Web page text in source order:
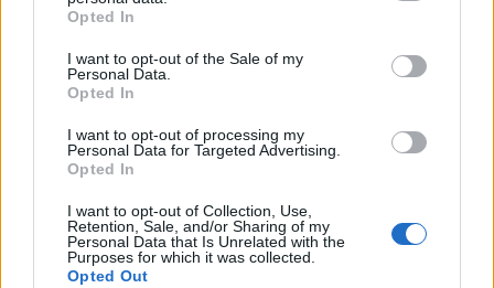
Opted In
I want to opt-out of the Sale of my
Personal Data.
Opted In
I want to opt-out of processing my
Personal Data for Targeted Advertising.
Opted In
I want to opt-out of Collection, Use,
Retention, Sale, and/or Sharing of my
Personal Data that Is Unrelated with the
Purposes for which it was collected.
Opted Out
Ελλάδα
Δημοφιλή αυτή την εβδομάδα